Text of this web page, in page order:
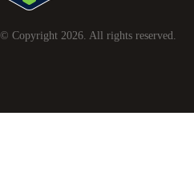
© Copyright 2026 . All rights reserved.